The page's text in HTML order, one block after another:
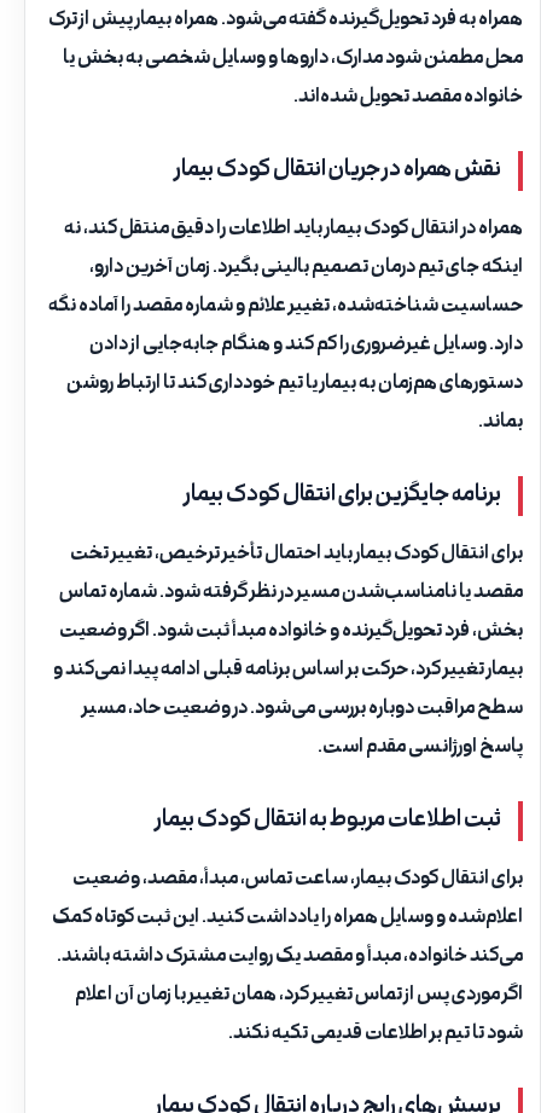
همراه به فرد تحویل‌گیرنده گفته می‌شود. همراه بیمار پیش از ترک
محل مطمئن شود مدارک، داروها و وسایل شخصی به بخش یا
خانواده مقصد تحویل شده‌اند.
نقش همراه در جریان انتقال کودک بیمار
همراه در انتقال کودک بیمار باید اطلاعات را دقیق منتقل کند، نه
اینکه جای تیم درمان تصمیم بالینی بگیرد. زمان آخرین دارو،
حساسیت شناخته‌شده، تغییر علائم و شماره مقصد را آماده نگه
دارد. وسایل غیرضروری را کم کند و هنگام جابه‌جایی از دادن
دستورهای هم‌زمان به بیمار یا تیم خودداری کند تا ارتباط روشن
بماند.
برنامه جایگزین برای انتقال کودک بیمار
برای انتقال کودک بیمار باید احتمال تأخیر ترخیص، تغییر تخت
مقصد یا نامناسب‌شدن مسیر در نظر گرفته شود. شماره تماس
بخش، فرد تحویل‌گیرنده و خانواده مبدأ ثبت شود. اگر وضعیت
بیمار تغییر کرد، حرکت بر اساس برنامه قبلی ادامه پیدا نمی‌کند و
سطح مراقبت دوباره بررسی می‌شود. در وضعیت حاد، مسیر
پاسخ اورژانسی مقدم است.
ثبت اطلاعات مربوط به انتقال کودک بیمار
برای انتقال کودک بیمار، ساعت تماس، مبدأ، مقصد، وضعیت
اعلام‌شده و وسایل همراه را یادداشت کنید. این ثبت کوتاه کمک
می‌کند خانواده، مبدأ و مقصد یک روایت مشترک داشته باشند.
اگر موردی پس از تماس تغییر کرد، همان تغییر با زمان آن اعلام
شود تا تیم بر اطلاعات قدیمی تکیه نکند.